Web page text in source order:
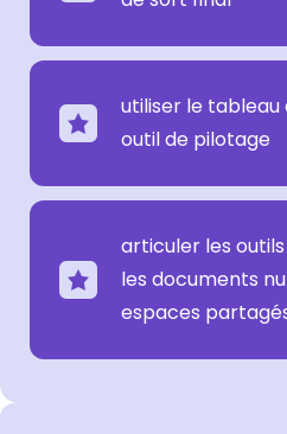
utiliser le
outil de pilotage
articuler les
les documents
espaces